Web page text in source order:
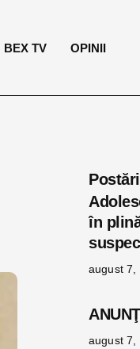
BEX TV OPINII
în
august 7,
august 7,